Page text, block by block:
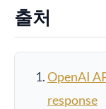
출처
OpenAI
response